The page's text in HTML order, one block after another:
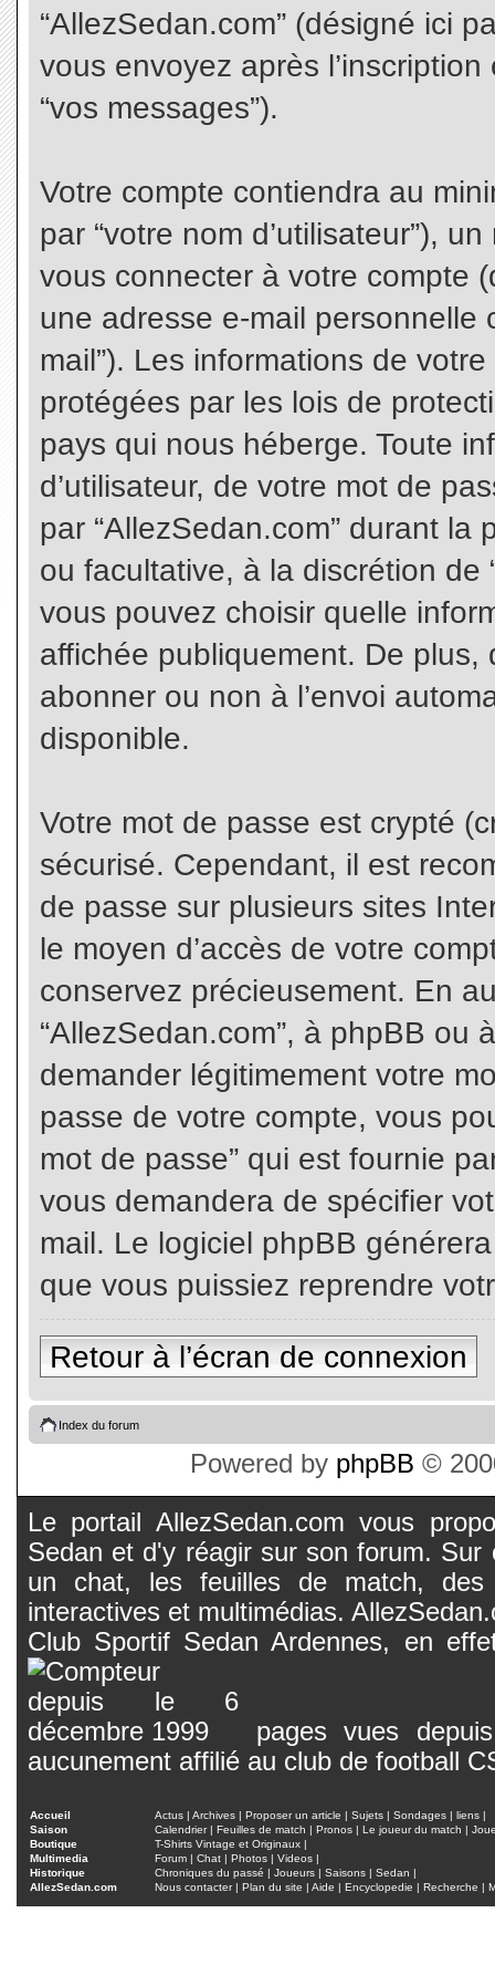
“AllezSedan.com” (désigné ici
vous envoyez après
“vos messages”).
Votre compte contiendra au
par “votre nom d’utilisateur”),
vous connecter à votre compte
une adresse e-mail personnelle
mail”). Les informations de
protégées par les lois de
pays qui nous héberge. Toute
d’utilisateur, de votre mot de
par “AllezSedan.com” durant la
ou facultative, à la discrétion de
vous pouvez choisir quelle
affichée publiquement. De plus,
abonner ou non à l’envoi
disponible.
Votre mot de passe est crypté
sécurisé. Cependant, il est
de passe sur plusieurs sites
le moyen d’accès de votre
conservez précieusement. En
“AllezSedan.com”, à phpBB ou
demander légitimement votre
passe de votre compte, vous
mot de passe” qui est fournie
vous demandera de spécifier
mail. Le logiciel phpBB
que vous puissiez reprendre
Retour à l’écran de connexion
Index du forum
Powered by phpBB ©
Le portail AllezSedan.com vous
Sedan et d'y réagir sur son forum.
un chat, les feuilles de match, des
interactives et multimédias.
Club Sportif Sedan Ardennes, en
pages vues
aucunement affilié au club de football
Accueil Actus | Archives | Proposer un article | Sujets | Sondages | liens |
Saison
Calendrier| Feuilles de match | Pronos | Le joueur du match |
Boutique
T-Shirts Vintage et Originaux |
Multimedia
Forum | Chat | Photos | Videos |
Historique
Chroniques du passé | Joueurs | Saisons | Sedan |
AllezSedan.com
Nous contacter| Plan du site | Aide | Encyclopedie | Recherche |